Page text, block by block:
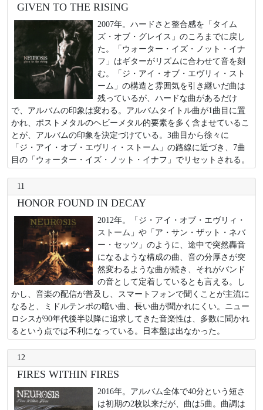
GIVEN TO THE RISING
2007年。ハードさと整合感を「タイム
ズ・オブ・グレイス」のころまでに戻し
た。「ウォーター・イズ・ノット・イナ
フ」はギターがリズムに合わせて音を刻
む。「ジ・アイ・オブ・エヴリィ・スト
ーム」の構造と雰囲気を引き継いだ曲は
残っているが、ハードな曲があるだけ
で、アルバムの印象は変わる。アルバムタイトル曲が1曲目に置
かれ、ポストメタルのヘビーメタル的要素を多く含ませているこ
とが、アルバムの印象を決定づけている。3曲目から徐々に
「ジ・アイ・オブ・エヴリィ・ストーム」の路線に近づき、7曲
目の「ウォーター・イズ・ノット・イナフ」でリセットされる。
11
HONOR FOUND IN DECAY
2012年。「ジ・アイ・オブ・エヴリィ・
ストーム」や「ア・サン・ザット・ネバ
ー・セッツ」のように、途中で突然轟音
になるような構成の曲、音の分厚さが突
然変わるような曲が続き、それがバンド
の音として定着しているとも言える。し
かし、音楽の配信が普及し、スマートフォンで聞くことが主流に
なると、ミドルテンポの暗い曲、長い曲が聞かれにくい。ニュー
ロシスが90年代後半以降に追求してきた音楽性は、多数に聞かれ
るという点では不利になっている。日本盤は出なかった。
12
FIRES WITHIN FIRES
2016年。アルバム全体で40分という短さ
は初期の2枚以来だが、曲は5曲。曲調は